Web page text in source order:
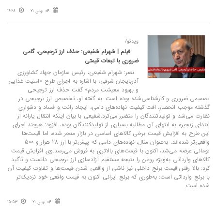
04 بهمن 21 16:28
ویدئو/
فیلم | شهرام شفیعی: حذف ارز ترجیحی، گامی
ضروری با تبعات قیمتی
نصر: شهرام شفیعی، رئیس سازمان جهاد کشاورزی
آذربایجان شرقی، با اشاره به اجرای طرح «امنیت غذایی
و بهبود معیشت مردم» گفت حذف ارز ترجیحی
تصمیمی ضروری و کارشناسی‌شده بوده است. به گفته او، تخصیص ارز ترجیحی در
گذشته موجب انحصار، افت کیفیت نهاده‌های دامی، ایجاد رانت و فساد و دشواری
نظارت می‌شد و تولیدکنندگان را متضرر می‌کرد.شفیعی با بیان اینکه انتقال یارانه از
ابتدای زنجیره به انتهای آن مطالبه بسیاری از تولیدکنندگان بوده، افزود: هرچند اجرای
این طرح به افزایش قیمت برخی کالاهای اساسی در بازار منجر شده، اما قیمت‌ها
واقعی‌تر شده‌اند. به‌عنوان مثال، نهاده‌های دامی که پیش‌تر با ارز 28 هزار و 500
تومانی عرضه می‌شد، اکنون با قیمت‌های بالاتری به فروش می‌رسد.وی افزایش قیمت
کالاهای وارداتی به‌ویژه روغن را نتیجه مستقیم آزادسازی ارز ترجیحی دانست و تأکید
کرد: بالا رفتن قیمت برنج داخلی نیز ناشی از واقعی شدن قیمت‌ها و تفاوت کیفیت آن
با برنج وارداتی است؛ به‌طوری که برنج ایرانی اکنون به قیمت واقعی خود نزدیک‌تر
شده است.
04 بهمن 21 15:53